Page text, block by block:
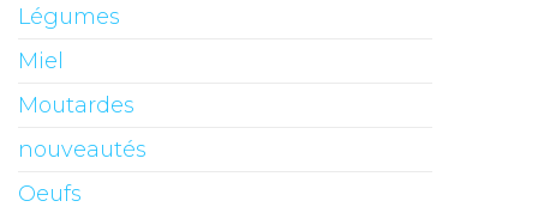
Légumes
Miel
Moutardes
nouveautés
Oeufs